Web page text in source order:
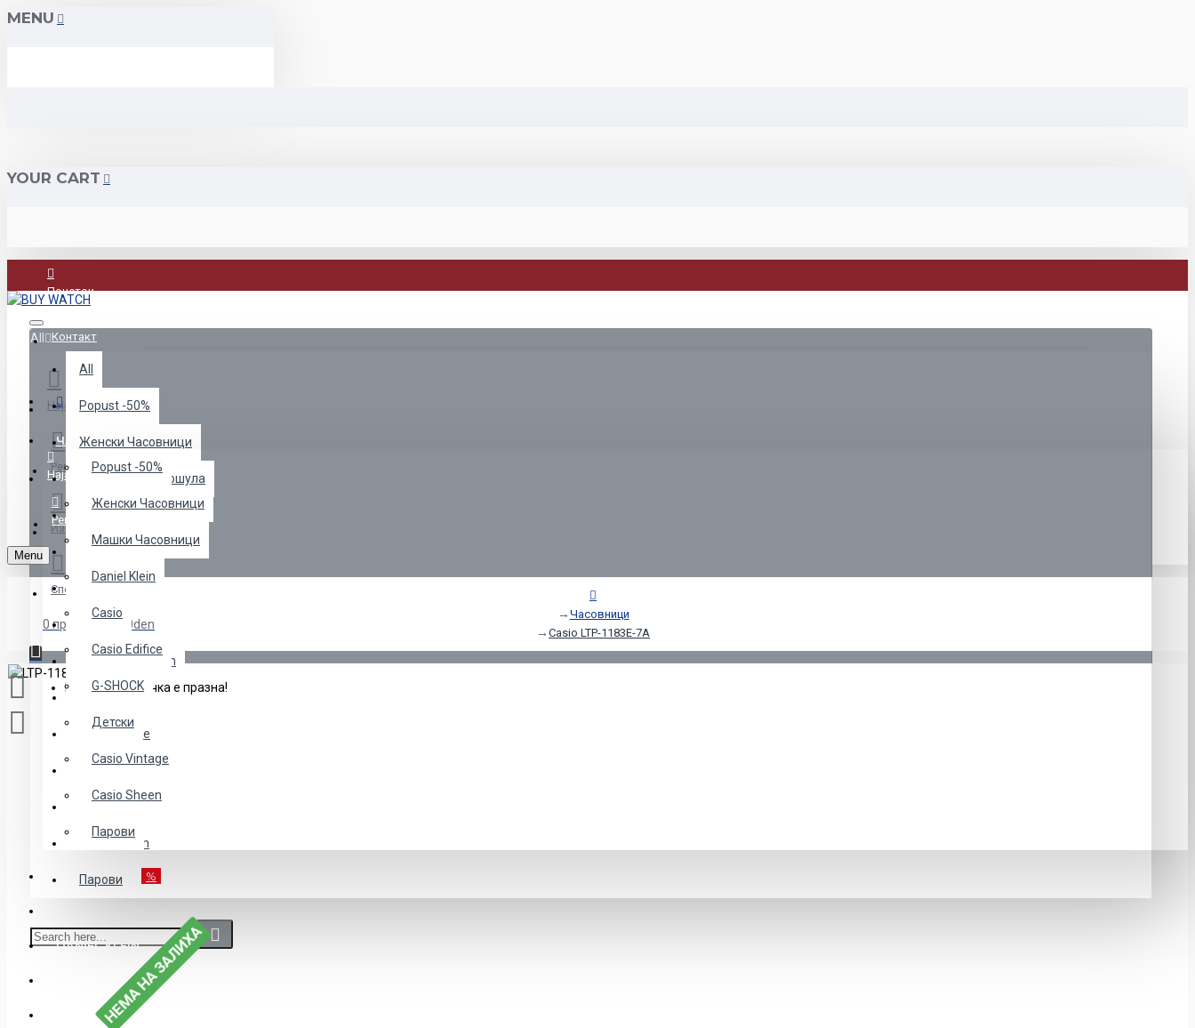
MENU
YOUR CART
Почеток
Контакт
All
All
Popust -50%
Женски Часовници
Манжетни за Кошула
Menss" Colection
Casio Edifice
Casio Sheen
Парови
Најава
Регистрација
Избрани
Споредба
0 продукт(и) - 0den
Вашата кошничка е празна!
Menu
ЧАСОВНИЦИ
Popust -50%
Женски Часовници
Машки Часовници
Daniel Klein
Casio
Casio Edifice
G-SHOCK
Детски
Casio Vintage
Casio Sheen
Парови
POPUST-50% %
DANIEL KLEIN
G-SHOCK
Најава
Регистрација
Menu
Часовници
Casio LTP-1183E-7A
НЕМА НА ЗАЛИХА